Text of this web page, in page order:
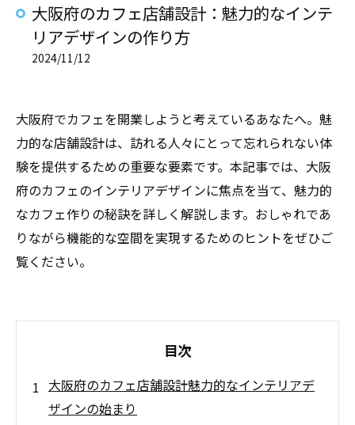
大阪府のカフェ店舗設計：魅力的なインテ
リアデザインの作り方
2024/11/12
大阪府でカフェを開業しようと考えているあなたへ。魅
力的な店舗設計は、訪れる人々にとって忘れられない体
験を提供するための重要な要素です。本記事では、大阪
府のカフェのインテリアデザインに焦点を当て、魅力的
なカフェ作りの秘訣を詳しく解説します。おしゃれであ
りながら機能的な空間を実現するためのヒントをぜひご
覧ください。
目次
大阪府のカフェ店舗設計魅力的なインテリアデ
ザインの始まり